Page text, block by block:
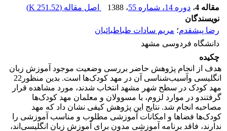
مقاله 4
، دوره 14، شماره 55 ، 1388 اصل مقاله (251.52 K
)
نویسندگان
رضا پیشقدم؛ مریم سادات طباطبائیان
دانشگاه فردوسی مشهد
چکیده
هدف از انجام پژوهش حاضر بررسی وضعیت موجود آموزش زبان
انگلیسی وآسیب‌شناسی آن در مهد کودک‌ها است. بدین منظور22
مهد کودک در سطح شهر مشهد انتخاب شدند، مورد مشاهده قرار
گرفتندو در موارد لزوم، با مسوولان و معلمان مهد کودک‌ها
مصاحبه انجام شد. نتایج این پژوهش کیفی نشان داد که مهد
کودک‌ها فضاها و امکانات آموزشی مطلوب و مناسب آموزشی را
ندارند، فاقد برنامه آموزشی مدون برای آموزش زبان انگلیسی‌اند،